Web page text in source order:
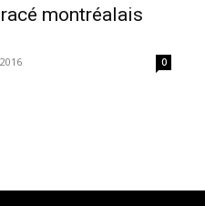
montréalais
0